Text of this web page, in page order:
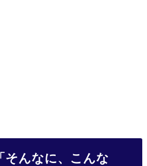
んなに、こんな